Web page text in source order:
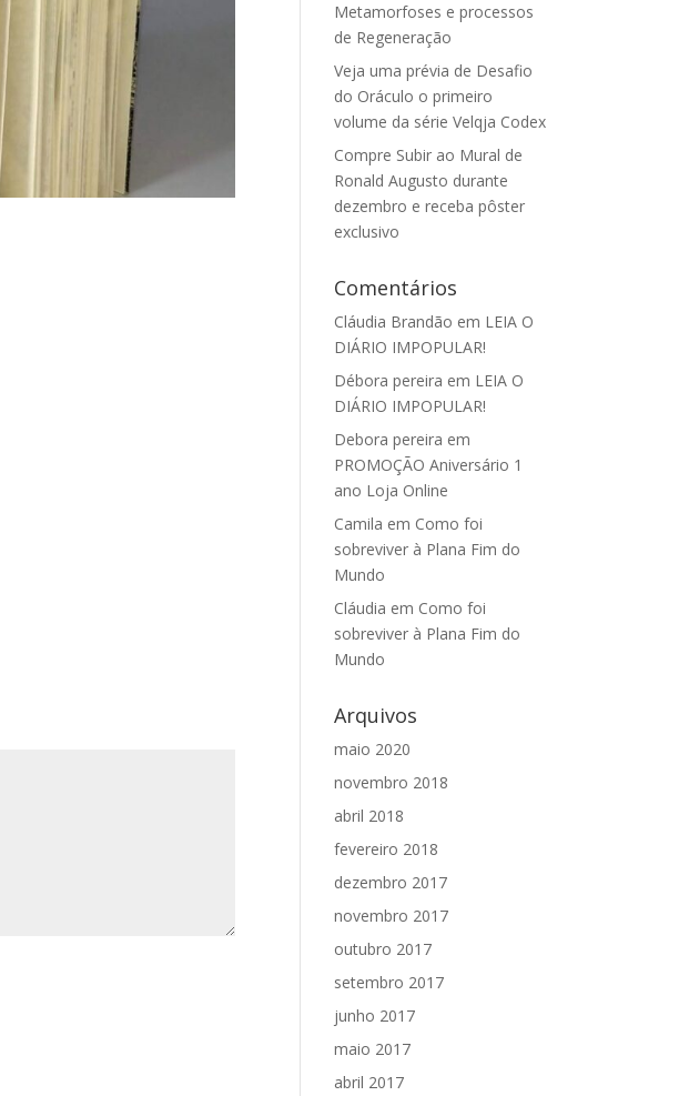
Metamorfoses e processos
de Regeneração
Veja uma prévia de Desafio
do Oráculo o primeiro
volume da série Velqja Codex
Compre Subir ao Mural de
Ronald Augusto durante
dezembro e receba pôster
exclusivo
Comentários
Cláudia Brandão em LEIA O
DIÁRIO IMPOPULAR!
Débora pereira em LEIA O
DIÁRIO IMPOPULAR!
Debora pereira em
PROMOÇÃO Aniversário 1
ano Loja Online
Camila em Como foi
sobreviver à Plana Fim do
Mundo
Cláudia em Como foi
sobreviver à Plana Fim do
Mundo
Arquivos
maio 2020
novembro 2018
abril 2018
fevereiro 2018
dezembro 2017
novembro 2017
outubro 2017
setembro 2017
junho 2017
maio 2017
abril 2017